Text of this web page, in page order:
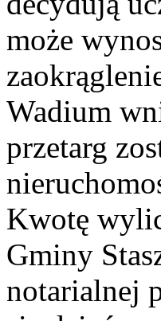
może
Wadium
przetarg
Kwotę
Gminy
notarialnej